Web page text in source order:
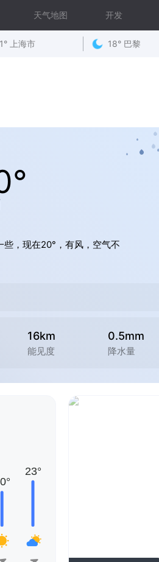
天气地图 开发
上海市 18° 巴黎
，现在20°，有风，空气不
16km
能见度
0.5mm
降水量